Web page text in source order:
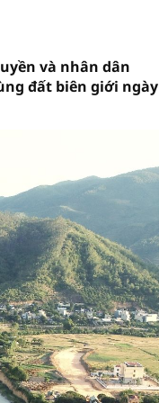
và nhân dân
đất biên giới ngày